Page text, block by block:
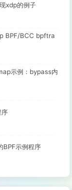
xdp的例子
BPF/BCC bpftra
示例：bypass内
序
BPF示例程序